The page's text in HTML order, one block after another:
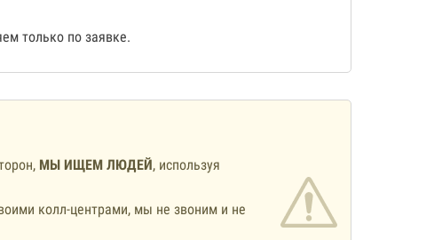
только по заявке.
МЫ ИЩЕМ ЛЮДЕЙ, используя
колл-центрами, мы не звоним и не